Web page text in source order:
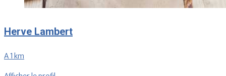
Herve Lambert
A 1 km